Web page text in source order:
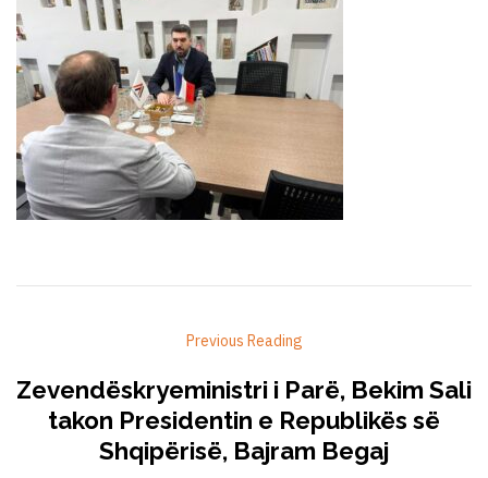
Previous Reading
Zevendëskryeministri i Parë, Bekim Sali
takon Presidentin e Republikës së
Shqipërisë, Bajram Begaj